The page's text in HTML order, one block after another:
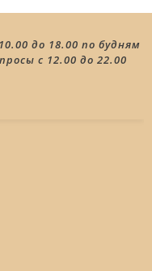
до 18.00 по будням
с 12.00 до 22.00